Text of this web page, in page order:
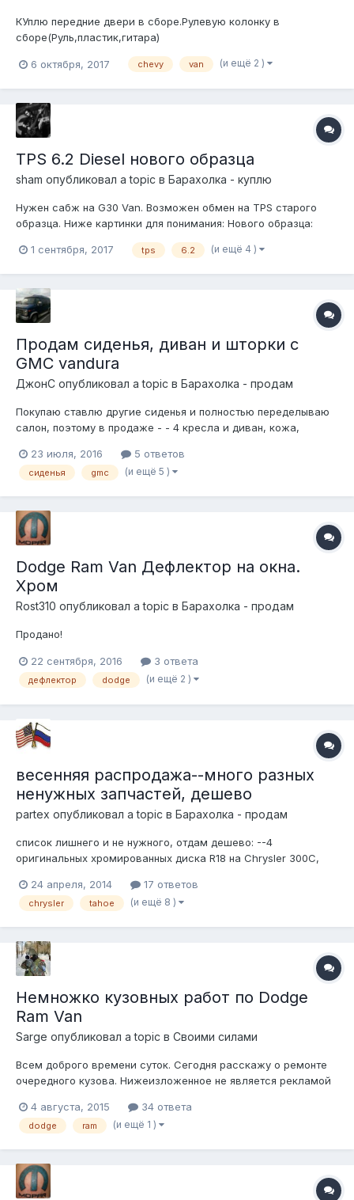
КУплю передние двери в сборе.Рулевую колонку в
сборе(Руль,пластик,гитара)
6 октября, 2017 chevy van (и ещё 2 )
TPS 6.2 Diesel нового образца
sham опубликовал a topic в Барахолка - куплю
Нужен сабж на G30 Van. Возможен обмен на TPS старого
образца. Ниже картинки для понимания: Нового образца:
1 сентября, 2017
tps 6.2 (и ещё 4 )
Продам сиденья, диван и шторки с
GMC vandura
ДжонС опубликовал a topic в Барахолка - продам
Покупаю ставлю другие сиденья и полностью переделываю
салон, поэтому в продаже - - 4 кресла и диван, кожа,
креплений к полу) Водитель и пассажир немного потёртые,
два других и диван в очень хорошем состоянии, диван с
23 июля, 2016 5 ответов
сиденья gmc (и ещё 5 )
Dodge Ram Van Дефлектор на окна.
Хром
Rost310 опубликовал a topic в Барахолка - продам
Продано!
22 сентября, 2016 3 ответа
дефлектор dodge (и ещё 2 )
весенняя распродажа--много разных
ненужных запчастей, дешево
partex опубликовал a topic в Барахолка - продам
список лишнего и не нужного, отдам дешево: --4
оригинальных хромированных диска R18 на Chrysler 300C,
96 Chevy VAN --передняя левая дверь оригинал на 2000-
2006 Тахо, GM# 15017223 --задний редуктор б/у на 2006
24 апреля, 2014 17 ответов
chrysler tahoe (и ещё 8 )
Немножко кузовных работ по Dodge
Ram Van
Sarge опубликовал a topic в Своими силами
Всем доброго времени суток. Сегодня расскажу о ремонте
очередного кузова. Нижеизложенное не является рекламой
фотоотчет кому-то ответит на вопросы, а может, и
подтолкнёт к действию. Нет ничего невозможного, главное-
4 августа, 2015 34 ответа
dodge ram (и ещё 1 )